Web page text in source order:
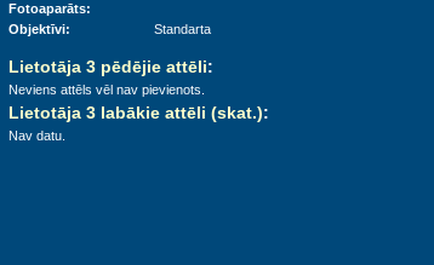
Fotoaparāts:
Objektīvi:
Standarta
Lietotāja 3 pēdējie attēli:
Neviens attēls vēl nav pievienots.
Lietotāja 3 labākie attēli (skat.):
Nav datu.